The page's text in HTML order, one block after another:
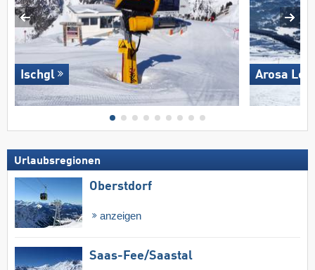
Ischgl Arosa
Urlaubsregionen
Oberstdorf
anzeigen
Saas-Fee/​Saastal